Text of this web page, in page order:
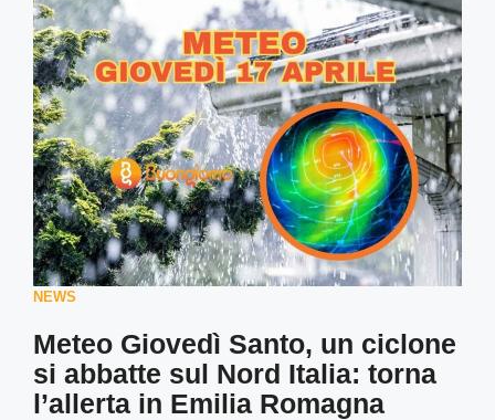
NEWS
Meteo Giovedì Santo, un ciclone
si abbatte sul Nord Italia: torna
l’allerta in Emilia Romagna